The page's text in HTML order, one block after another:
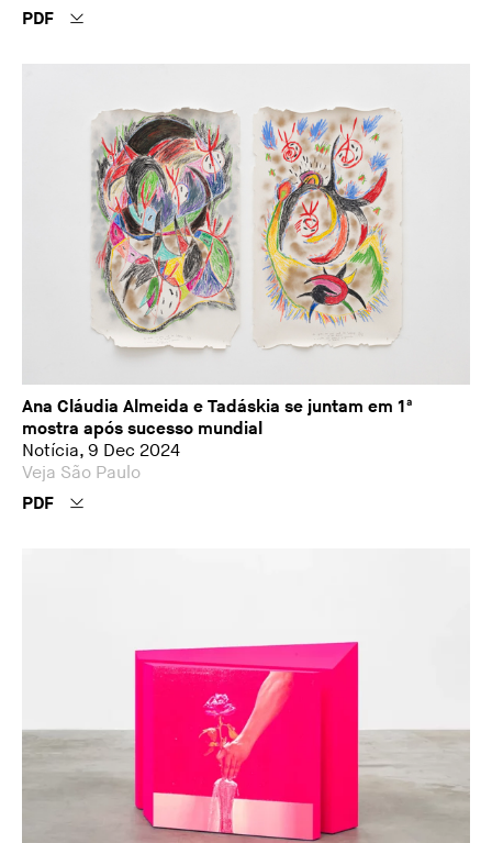
PDF
Ana Cláudia Almeida e Tadáskia se juntam em 1ª
mostra após sucesso mundial
Notícia, 9 Dec 2024
Veja São Paulo
PDF